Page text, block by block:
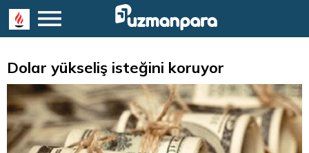
Dolar yükseliş isteğini koruyor